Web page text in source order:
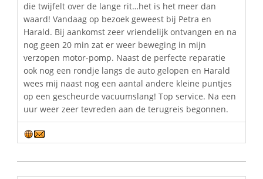
die twijfelt over de lange rit…het is het meer dan
waard! Vandaag op bezoek geweest bij Petra en
Harald. Bij aankomst zeer vriendelijk ontvangen en na
nog geen 20 min zat er weer beweging in mijn
verzopen motor-pomp. Naast de perfecte reparatie
ook nog een rondje langs de auto gelopen en Harald
wees mij naast nog een aantal andere kleine puntjes
op een gescheurde vacuumslang! Top service. Na een
uur weer zeer tevreden aan de terugreis begonnen.